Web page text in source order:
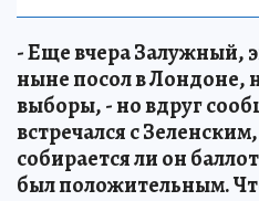
- Еще вчера Залужный,
ныне посол в Лондоне,
выборы, - но вдруг
встречался с
собирается ли он
был положительным.